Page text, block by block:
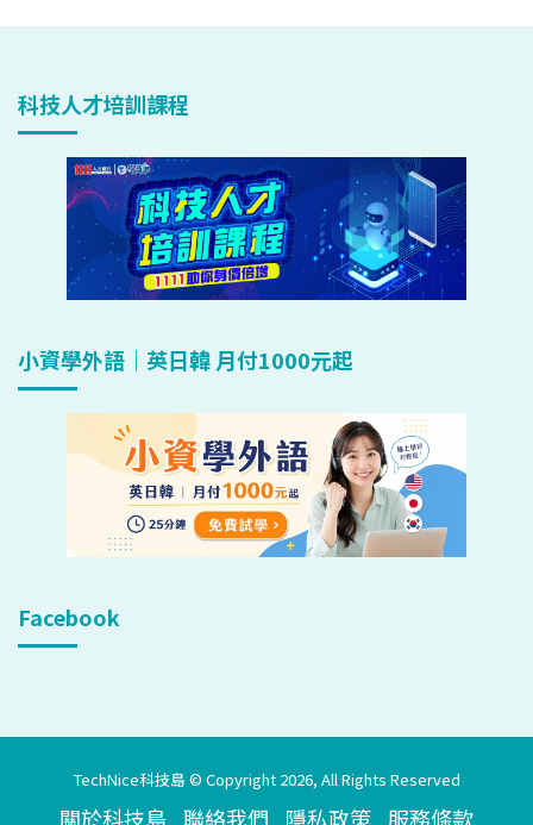
科技人才培訓課程
小資學外語｜英日韓 月付1000元起
Facebook
TechNice科技島 © Copyright 2026, All Rights Reserved
關於科技島 聯絡我們 隱私政策 服務條款